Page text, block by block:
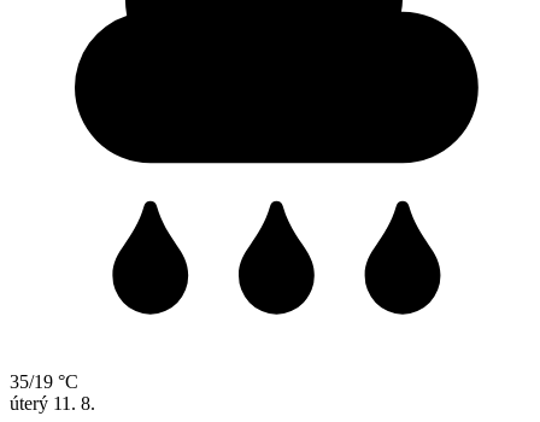
35/19 °C
úterý 11. 8.